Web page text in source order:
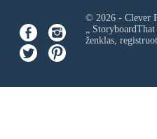
© 2026 - Clever
„ StoryboardThat
ženklas,